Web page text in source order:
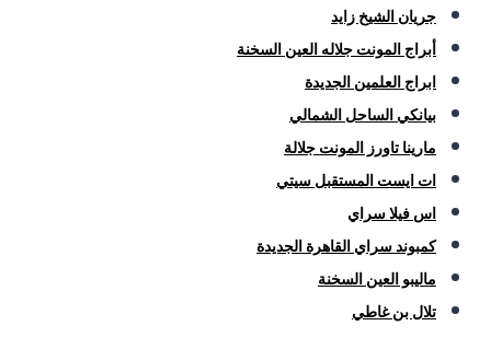
جريان الشيخ زايد
أبراج المونت جلاله العين السخنة
ابراج العلمين الجديدة
بيانكي الساحل الشمالي
مارينا تاورز المونت جلالة
ات ايست المستقبل سيتي
اس فيلا سراي
كمبوند سراي القاهرة الجديدة
ماليبو العين السخنة
تلال بن غاطي